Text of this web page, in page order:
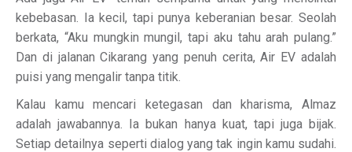
kebebasan. Ia kecil, tapi punya keberanian besar. Seolah
berkata, “Aku mungkin mungil, tapi aku tahu arah pulang.”
Dan di jalanan Cikarang yang penuh cerita, Air EV adalah
puisi yang mengalir tanpa titik.
Kalau kamu mencari ketegasan dan kharisma, Almaz
adalah jawabannya. Ia bukan hanya kuat, tapi juga bijak.
Setiap detailnya seperti dialog yang tak ingin kamu sudahi.